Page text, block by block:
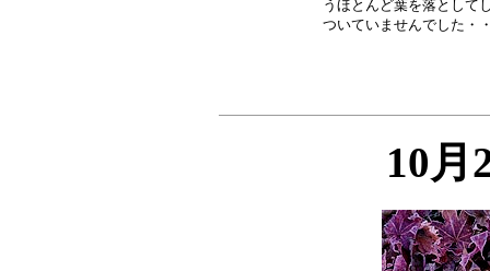
うほとんど葉を落として
10月